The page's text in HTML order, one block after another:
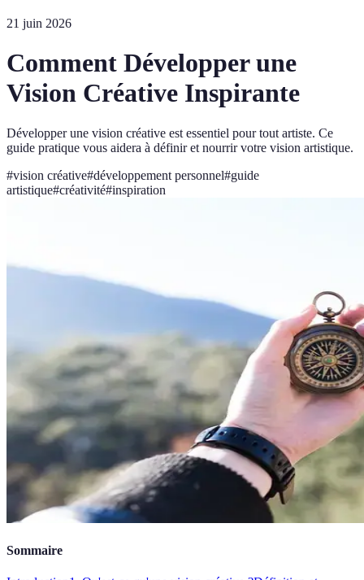
21 juin 2026
Comment Développer une
Vision Créative Inspirante
Développer une vision créative est essentiel pour tout artiste. Ce
guide pratique vous aidera à définir et nourrir votre vision artistique.
#vision créative#développement personnel#guide
artistique#créativité#inspiration
Sommaire